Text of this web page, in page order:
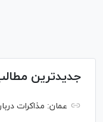
جدیدترین
عمان: مذاکرات